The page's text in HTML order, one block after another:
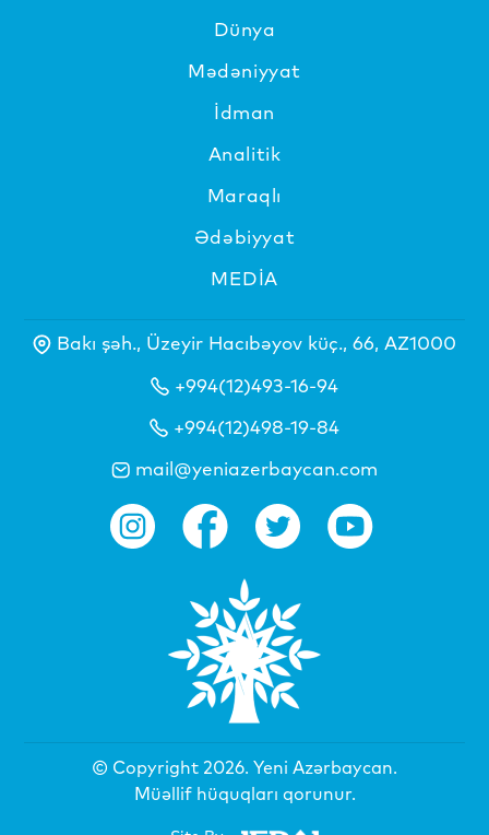
Dünya
Mədəniyyat
İdman
Analitik
Maraqlı
Ədəbiyyat
MEDİA
Bakı şəh., Üzeyir Hacıbəyov küç., 66, AZ1000
+994(12)493-16-94
+994(12)498-19-84
mail@yeniazerbaycan.com
© Copyright 2026. Yeni Azərbaycan.
Müəllif hüquqları qorunur.